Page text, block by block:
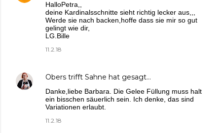
HalloPetra,,
deine Kardinalsschnitte sieht richtig lecker aus,,,
Werde sie nach backen,hoffe dass sie mir so gut
gelingt wie dir,
LG.Bille
11.2.18
Obers trifft Sahne hat gesagt…
Danke,liebe Barbara. Die Gelee Füllung muss halt
ein bisschen säuerlich sein. Ich denke, das sind
Variationen erlaubt.
11.2.18